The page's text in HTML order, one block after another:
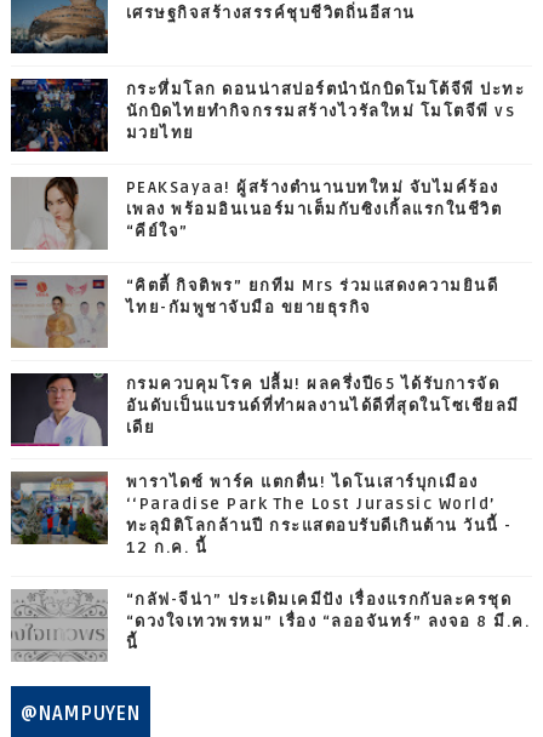
เศรษฐกิจสร้างสรรค์ชุบชีวิตถิ่นอีสาน
กระหึ่มโลก ดอนน่าสปอร์ตนำนักบิดโมโต้จีพี ปะทะ
นักบิดไทยทำกิจกรรมสร้างไวรัลใหม่ โมโตจีพี vs
มวยไทย
PEAKSayaa! ผู้สร้างตำนานบทใหม่ จับไมค์ร้อง
เพลง พร้อมอินเนอร์มาเต็มกับซิงเกิ้ลแรกในชีวิต
“คีย์ใจ”
“คิตตี้ กิจติพร” ยกทีม Mrs ร่วมแสดงความยินดี
ไทย-กัมพูชาจับมือ ขยายธุรกิจ
กรมควบคุมโรค ปลื้ม! ผลครึ่งปี65 ได้รับการจัด
อันดับเป็นแบรนด์ที่ทำผลงานได้ดีที่สุดในโซเชียลมี
เดีย
พาราไดซ์ พาร์ค แตกตื่น! ไดโนเสาร์บุกเมือง
‘‘Paradise Park The Lost Jurassic World’
ทะลุมิติโลกล้านปี กระแสตอบรับดีเกินต้าน วันนี้ -
12 ก.ค. นี้
“กลัฟ-จีน่า” ประเดิมเคมีปัง เรื่องแรกกับละครชุด
“ดวงใจเทวพรหม” เรื่อง “ลออจันทร์” ลงจอ 8 มี.ค.
นี้
@NAMPUYEN